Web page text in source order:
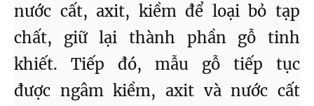
nước cất, axit, kiềm để loại bỏ tạp
chất, giữ lại thành phần gỗ tinh
khiết. Tiếp đó, mẫu gỗ tiếp tục
được ngâm kiềm, axit và nước cất